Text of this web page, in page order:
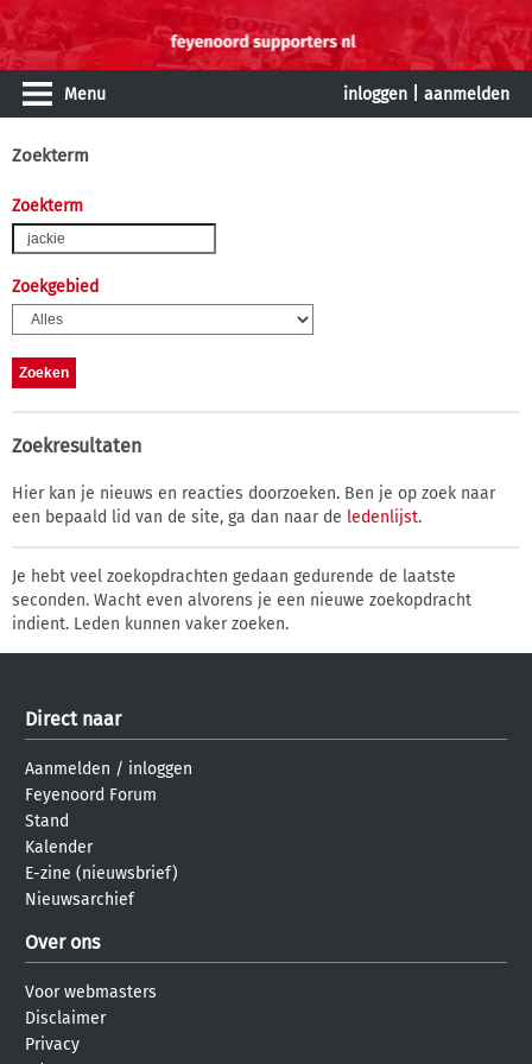
Menu inloggen aanmelden
Zoekterm
Zoekterm
Zoekgebied
Zoekresultaten
Hier kan je nieuws en reacties doorzoeken. Ben je op zoek naar
een bepaald lid van de site, ga dan naar de ledenlijst.
Je hebt veel zoekopdrachten gedaan gedurende de laatste
seconden. Wacht even alvorens je een nieuwe zoekopdracht
indient. Leden kunnen vaker zoeken.
Direct naar
Aanmelden / inloggen
Feyenoord Forum
Stand
Kalender
E-zine (nieuwsbrief)
Nieuwsarchief
Over ons
Voor webmasters
Disclaimer
Privacy